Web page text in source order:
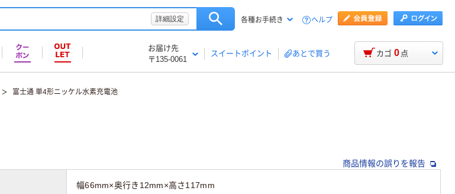
詳細設定 各種お手続き ヘルプ
お届け先
〒135-0061
スイートポイント あとで買う カゴ 0 点
富士通 単4形ニッケル水素充電池
商品情報の誤りを報告
幅66mm×奥行き12mm×高さ117mm